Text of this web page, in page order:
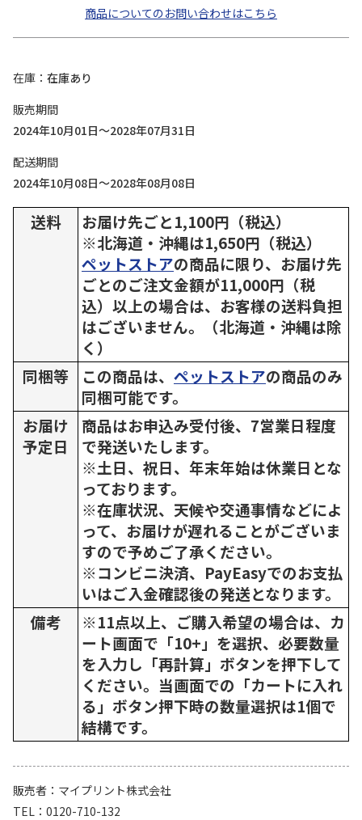
商品についてのお問い合わせはこちら
在庫
在庫あり
販売期間
2024年10月01日～2028年07月31日
配送期間
2024年10月08日～2028年08月08日
送料
お届け先ごと1,100円（税込）
※北海道・沖縄は1,650円（税込）
ペットストアの商品に限り、お届け先
ごとのご注文金額が11,000円（税
込）以上の場合は、お客様の送料負担
はございません。（北海道・沖縄は除
く）
同梱等
この商品は、 ペットストアの商品のみ
同梱可能です。
お届け
予定日
商品はお申込み受付後、7営業日程度
で発送いたします。
※土日、祝日、年末年始は休業日とな
っております。
※在庫状況、天候や交通事情などによ
って、お届けが遅れることがございま
すので予めご了承ください。
※コンビニ決済、PayEasyでのお支払
いはご入金確認後の発送となります。
備考
※11点以上、ご購入希望の場合は、カ
ート画面で「10+」を選択、必要数量
を入力し「再計算」ボタンを押下して
ください。当画面での「カートに入れ
る」ボタン押下時の数量選択は1個で
結構です。
販売者
マイプリント株式会社
TEL
0120-710-132